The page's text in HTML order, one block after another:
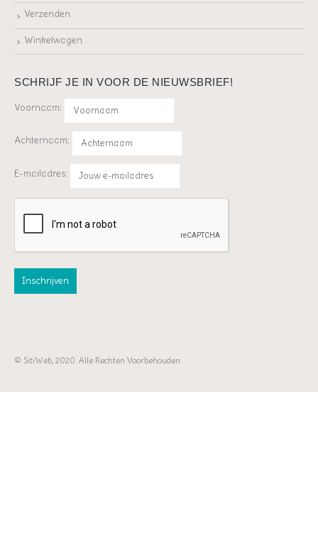
Verzenden
Winkelwagen
SCHRIJF JE IN VOOR DE NIEUWSBRIEF!
Voornaam:
Achternaam:
E-mailadres:
© SitiWeb, 2020. Alle Rechten Voorbehouden.